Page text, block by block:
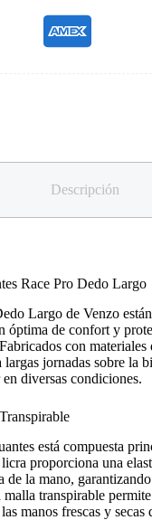
Descripción
Race Pro Dedo Largo
Largo de Venzo
óptima de confort y
con materiales
largas jornadas sobre la
diversas condiciones.
está compuesta
proporciona una
de la mano,
transpirable
manos frescas y secas